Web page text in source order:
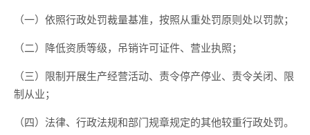
（一）依照行政处罚裁量基准，按照从重处罚原则处以罚款；
（二）降低资质等级，吊销许可证件、营业执照；
（三）限制开展生产经营活动、责令停产停业、责令关闭、限
制从业；
（四）法律、行政法规和部门规章规定的其他较重行政处罚。